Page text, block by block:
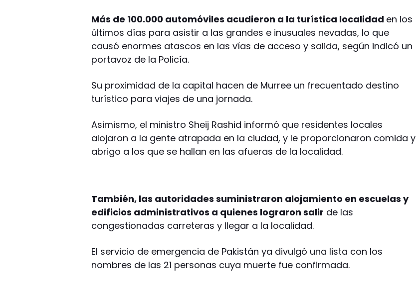
Más de 100.000 automóviles acudieron a la turística localidad en los
últimos días para asistir a las grandes e inusuales nevadas, lo que
causó enormes atascos en las vías de acceso y salida, según indicó un
portavoz de la Policía.
Su proximidad de la capital hacen de Murree un frecuentado destino
turístico para viajes de una jornada.
Asimismo, el ministro Sheij Rashid informó que residentes locales
alojaron a la gente atrapada en la ciudad, y le proporcionaron comida y
abrigo a los que se hallan en las afueras de la localidad.
También, las autoridades suministraron alojamiento en escuelas y
edificios administrativos a quienes lograron salir de las
congestionadas carreteras y llegar a la localidad.
El servicio de emergencia de Pakistán ya divulgó una lista con los
nombres de las 21 personas cuya muerte fue confirmada.